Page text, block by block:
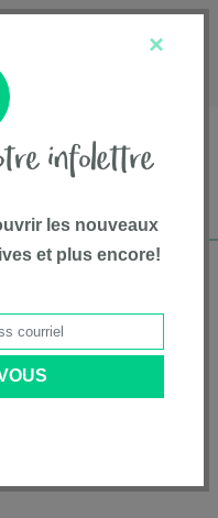
1-800-667-8184
• Plateau pour enfant
×
les nouveaux
et plus encore!